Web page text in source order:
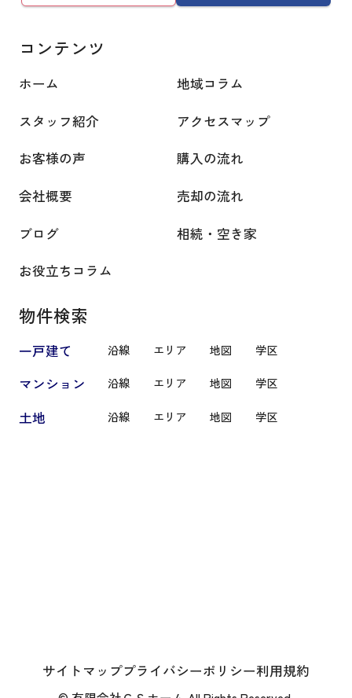
コンテンツ
ホーム
地域コラム
スタッフ紹介
アクセスマップ
お客様の声
購入の流れ
会社概要
売却の流れ
ブログ
相続・空き家
お役立ちコラム
物件検索
一戸建て 沿線 エリア 地図 学区
マンション 沿線 エリア 地図 学区
土地 沿線 エリア 地図 学区
サイトマッププライバシーポリシー利用規約